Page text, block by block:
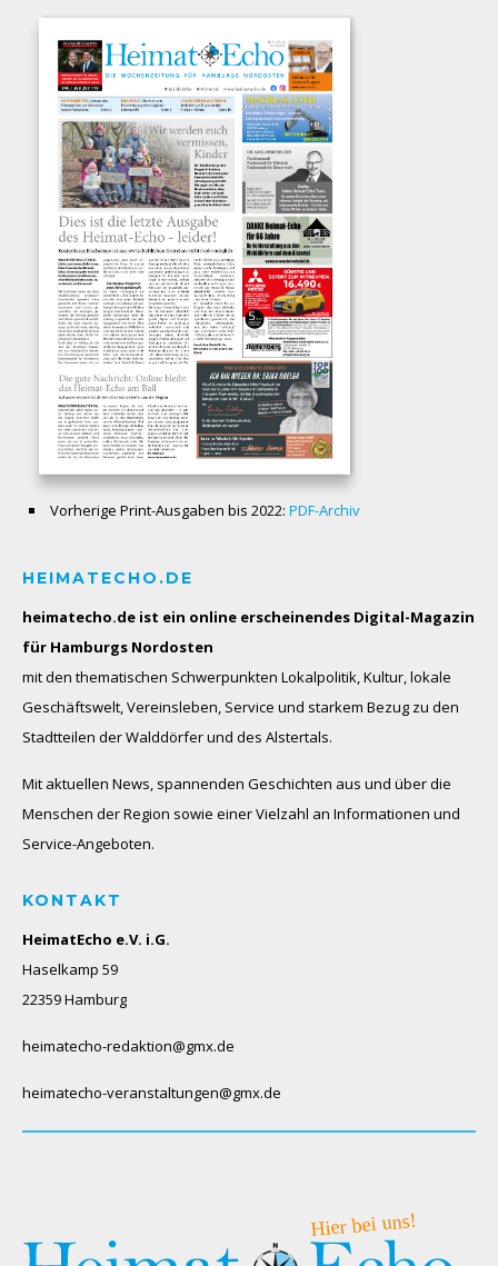
Vorherige Print-Ausgaben bis 2022: PDF-Archiv
HEIMATECHO.DE
heimatecho.de ist ein online erscheinendes Digital-Magazin
für Hamburgs Nordosten
mit den thematischen Schwerpunkten Lokalpolitik, Kultur, lokale
Geschäftswelt, Vereinsleben, Service und starkem Bezug zu den
Stadtteilen der Walddörfer und des Alstertals.
Mit aktuellen News, spannenden Geschichten aus und über die
Menschen der Region sowie einer Vielzahl an Informationen und
Service-Angeboten.
KONTAKT
HeimatEcho e.V. i.G.
Haselkamp 59
22359 Hamburg
heimatecho-redaktion@gmx.de
heimatecho-veranstaltungen@gmx.de